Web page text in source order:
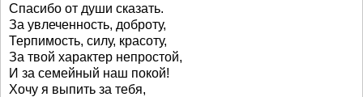
Спасибо от души сказать.
За увлеченность, доброту,
Терпимость, силу, красоту,
За твой характер непростой,
И за семейный наш покой!
Хочу я выпить за тебя,